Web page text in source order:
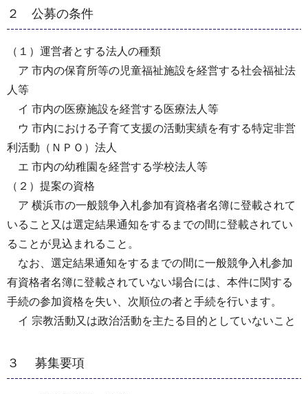
２ 公募の条件
（１）運営者とする法人の種類
ア 市内の保育所等の児童福祉施設を経営する社会福祉法
人等
イ 市内の医療施設を経営する医療法人等
ウ 市内における子育て支援の活動実績を有する特定非営
利活動（ＮＰＯ）法人
エ 市内の幼稚園を経営する学校法人等
（２）提案の資格
ア 横浜市の一般競争入札参加有資格者名簿に登載されて
いること又は選定結果通知をするまでの間に登載されてい
ることが見込まれること。
なお、選定結果通知をするまでの間に一般競争入札参加
有資格者名簿に登載されていない場合には、本件に関する
手続の参加資格を失い、次順位の者と手続を行います。
イ 宗教活動又は政治活動を主たる目的としていないこと
３ 募集要項